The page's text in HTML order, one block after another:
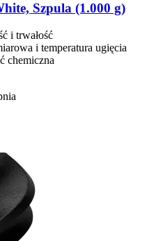
Szpula (1.000 g)
i trwałość
i temperatura ugięcia
chemiczna